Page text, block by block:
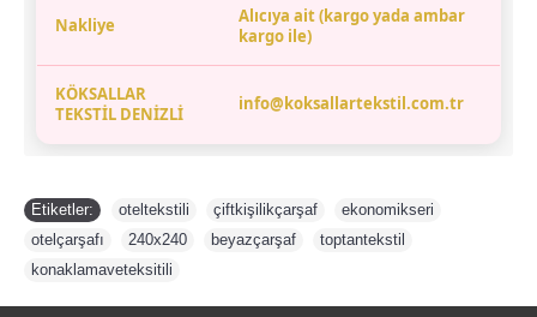
Nakliye
Alıcıya ait (kargo yada ambar
kargo ile)
KÖKSALLAR
TEKSTİL DENİZLİ
info@koksallartekstil.com.tr
Etiketler: oteltekstili çiftkişilikçarşaf ekonomikseri
otelçarşafı
240x240 beyazçarşaf toptantekstil
konaklamaveteksitili